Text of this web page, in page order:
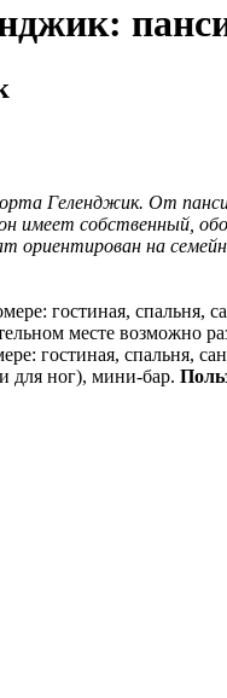
Геленджик. От
имеет собственный,
ориентирован на
гостиная, спальня,
месте возможно
гостиная, спальня,
для ног), мини-бар.